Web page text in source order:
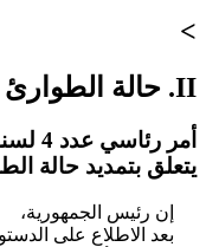
>
II. حالة الطوارئ / الحالات الاستثنائية
يتعلق بتمديد حالة
إن رئيس الجمهورية،
بعد الاطلاع على الدستور